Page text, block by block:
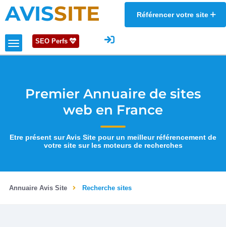
AVISSITE Référencer votre site
SEO Perfs
Premier Annuaire de sites
web en France
Etre présent sur Avis Site pour un meilleur référencement de
votre site sur les moteurs de recherches
Annuaire Avis Site Recherche sites